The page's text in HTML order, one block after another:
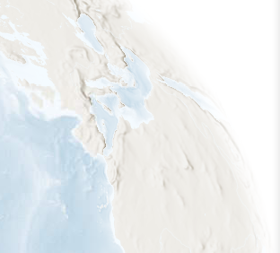
Elija cualquier ubicación en el mapa para ver
dónde más se han vuelto a encontrar aves
marcadas de esta especie.
Ubicaciones con disponibilidad datos
Ubicaciones conectadas
Gama de especies por estación
Gama de verano
Rango de invierno
Rango a lo largo del año